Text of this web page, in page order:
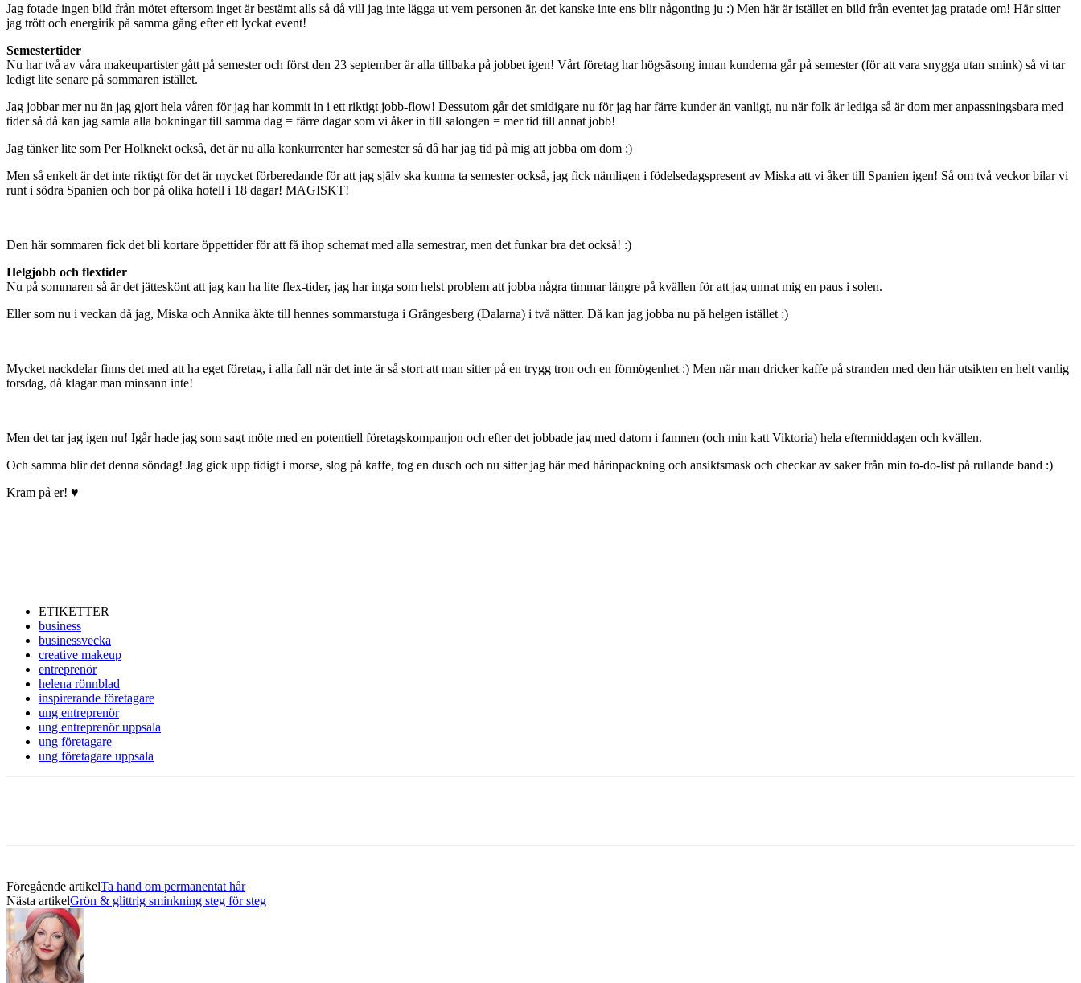
Jag fotade ingen bild från mötet eftersom inget är bestämt alls så då vill jag inte lägga ut vem personen är, det kanske inte ens blir någonting ju :) Men här är istället en bild från eventet jag pratade om! Här sitter
jag trött och energirik på samma gång efter ett lyckat event!
Semestertider
Nu har två av våra makeupartister gått på semester och först den 23 september är alla tillbaka på jobbet igen! Vårt företag har högsäsong innan kunderna går på semester (för att vara snygga utan smink) så vi tar
ledigt lite senare på sommaren istället.
Jag jobbar mer nu än jag gjort hela våren för jag har kommit in i ett riktigt jobb-flow! Dessutom går det smidigare nu för jag har färre kunder än vanligt, nu när folk är lediga så är dom mer anpassningsbara med
tider så då kan jag samla alla bokningar till samma dag = färre dagar som vi åker in till salongen = mer tid till annat jobb!
Jag tänker lite som Per Holknekt också, det är nu alla konkurrenter har semester så då har jag tid på mig att jobba om dom ;)
Men så enkelt är det inte riktigt för det är mycket förberedande för att jag själv ska kunna ta semester också, jag fick nämligen i födelsedagspresent av Miska att vi åker till Spanien igen! Så om två veckor bilar vi
runt i södra Spanien och bor på olika hotell i 18 dagar! MAGISKT!
Den här sommaren fick det bli kortare öppettider för att få ihop schemat med alla semestrar, men det funkar bra det också! :)
Helgjobb och flextider
Nu på sommaren så är det jätteskönt att jag kan ha lite flex-tider, jag har inga som helst problem att jobba några timmar längre på kvällen för att jag unnat mig en paus i solen.
Eller som nu i veckan då jag, Miska och Annika åkte till hennes sommarstuga i Grängesberg (Dalarna) i två nätter. Då kan jag jobba nu på helgen istället :)
Mycket nackdelar finns det med att ha eget företag, i alla fall när det inte är så stort att man sitter på en trygg tron och en förmögenhet :) Men när man dricker kaffe på stranden med den här utsikten en helt vanlig
torsdag, då klagar man minsann inte!
Men det tar jag igen nu! Igår hade jag som sagt möte med en potentiell företagskompanjon och efter det jobbade jag med datorn i famnen (och min katt Viktoria) hela eftermiddagen och kvällen.
Och samma blir det denna söndag! Jag gick upp tidigt i morse, slog på kaffe, tog en dusch och nu sitter jag här med hårinpackning och ansiktsmask och checkar av saker från min to-do-list på rullande band :)
Kram på er! ♥
ETIKETTER
business
businessvecka
creative makeup
entreprenör
helena rönnblad
inspirerande företagare
ung entreprenör
ung entreprenör uppsala
ung företagare
ung företagare uppsala
Föregående artikelTa hand om permanentat hår
Nästa artikelGrön & glittrig sminkning steg för steg